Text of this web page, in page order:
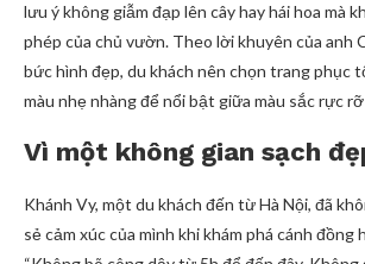
lưu ý không giẫm đạp lên cây hay hái hoa mà
phép của chủ vườn. Theo lời khuyên của anh
bức hình đẹp, du khách nên chọn trang phục
màu nhẹ nhàng để nổi bật giữa màu sắc rực
Vì một không gian sạch
Khánh Vy, một du khách đến từ Hà Nội, đã
sẻ cảm xúc của mình khi khám phá cánh đồng